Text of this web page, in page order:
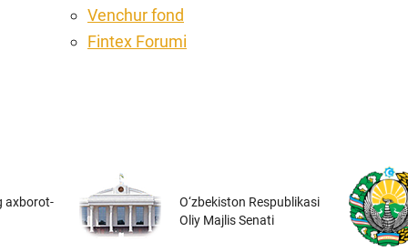
Venchur fond
Fintex Forumi
axborot-
O‘zbekiston Respublikasi
Oliy Majlis Senati